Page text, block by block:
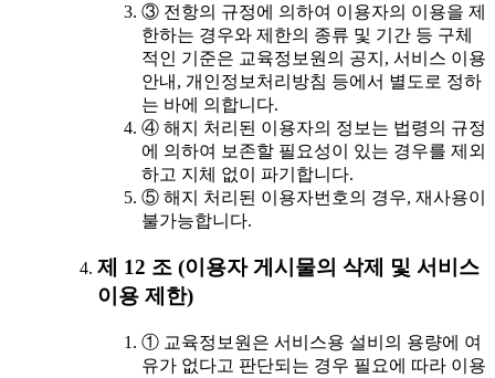
③ 전항의 규정에 의하여 이용자의 이용을 제
한하는 경우와 제한의 종류 및 기간 등 구체
적인 기준은 교육정보원의 공지, 서비스 이용
안내, 개인정보처리방침 등에서 별도로 정하
는 바에 의합니다.
④ 해지 처리된 이용자의 정보는 법령의 규정
에 의하여 보존할 필요성이 있는 경우를 제외
하고 지체 없이 파기합니다.
⑤ 해지 처리된 이용자번호의 경우, 재사용이
불가능합니다.
제 12 조 (이용자 게시물의 삭제 및 서비스
이용 제한)
① 교육정보원은 서비스용 설비의 용량에 여
유가 없다고 판단되는 경우 필요에 따라 이용